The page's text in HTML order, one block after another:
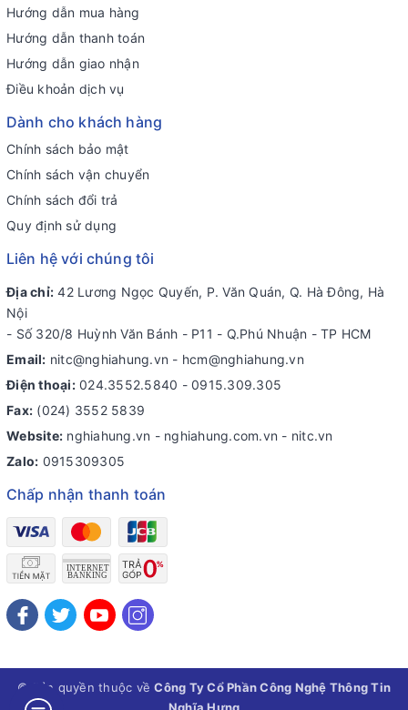
Hướng dẫn mua hàng
Hướng dẫn thanh toán
Hướng dẫn giao nhận
Điều khoản dịch vụ
Dành cho khách hàng
Chính sách bảo mật
Chính sách vận chuyển
Chính sách đổi trả
Quy định sử dụng
Liên hệ với chúng tôi
Địa chỉ: 42 Lương Ngọc Quyến, P. Văn Quán, Q. Hà Đông, Hà
Nội
- Số 320/8 Huỳnh Văn Bánh - P11 - Q.Phú Nhuận - TP HCM
Email: nitc@nghiahung.vn - hcm@nghiahung.vn
Điện thoại: 024.3552.5840 - 0915.309.305
Fax: (024) 3552 5839
Website: nghiahung.vn - nghiahung.com.vn - nitc.vn
Zalo: 0915309305
Chấp nhận thanh toán
© Bản quyền thuộc vềCông Ty Cổ Phần Công Nghệ Thông Tin